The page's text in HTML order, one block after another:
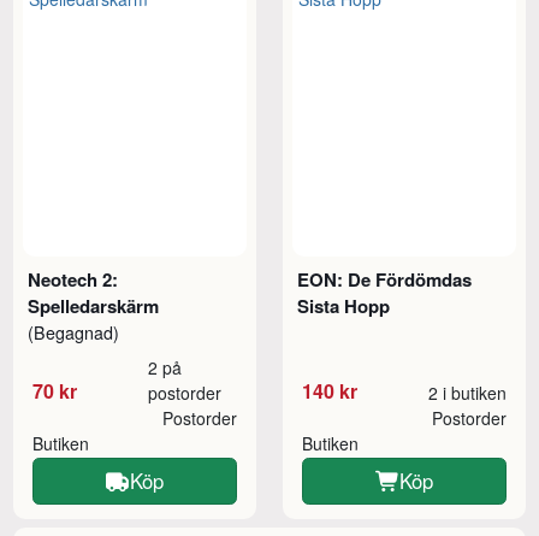
Neotech 2:
Spelledarskärm
(Begagnad)
70 kr
2 på
postorder
Butiken
Postorder
Köp
EON: De Fördömdas
Sista Hopp
140 kr 2 i butiken
Butiken
Postorder
Köp